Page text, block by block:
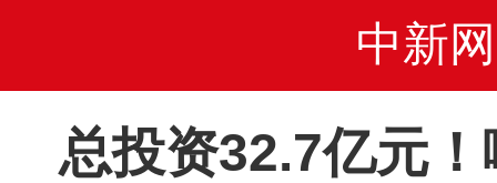
中新网
总投资32.7亿元